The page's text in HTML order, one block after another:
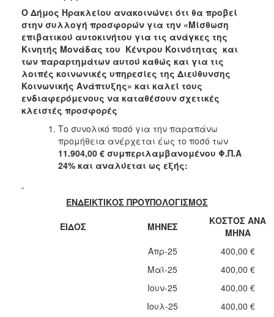
2018
2017
2016
2015
2013
Ο Δήμος Ηρακλείου ανακοινώνει ότι θα προβεί
στην συλλογή προσφορών για την «Μίσθωση
επιβατικού αυτοκινήτου για τις ανάγκες της
Κινητής Μονάδας του Κέντρου Κοινότητας και
των παραρτημάτων αυτού καθώς και για τις
λοιπές κοινωνικές υπηρεσίες της Διεύθυνσης
Κοινωνικής Ανάπτυξης» και καλεί τους
ενδιαφερόμενους να καταθέσουν σχετικές
κλειστές προσφορές
Το συνολικό ποσό για την παραπάνω
προμήθεια ανέρχεται έως το ποσό των
11.904,00 € συμπεριλαμβανομένου Φ.Π.Α
24% και αναλύεται ως εξής:
ΕΝΔΕΙΚΤΙΚΟΣ ΠΡΟΫΠΟΛΟΓΙΣΜΟΣ
ΕΙΔΟΣ
ΜΗΝΕΣ
ΚΟΣΤΟΣ ΑΝΑ
ΜΗΝΑ
Απρ-25
400,00 €
Μαϊ-25
400,00 €
Ιουν-25
400,00 €
Ιουλ-25
400,00 €